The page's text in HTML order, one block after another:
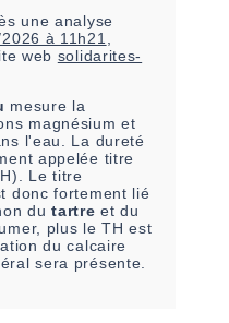
une analyse
à 11h21
web solidarites-
mesure la
magnésium et
l'eau. La dureté
appelée titre
Le titre
donc fortement lié
dutartre et du
plus le TH est
du calcaire
sera présente.